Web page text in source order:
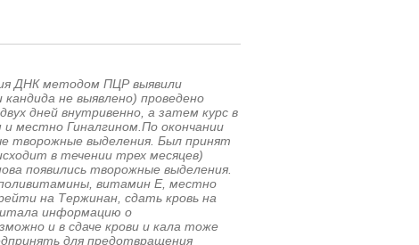
ДНК методом ПЦР выявили
не выявлено) проведено
дней внутривенно, а затем курс в
местно Гиналгином.По окончании
творожные выделения. Был принят
в течении трех месяцев)
появились творожные выделения.
витамин Е, местно
на Тержинан, сдать кровь на
информацию о
и в сдаче крови и кала тоже
для предотвращения